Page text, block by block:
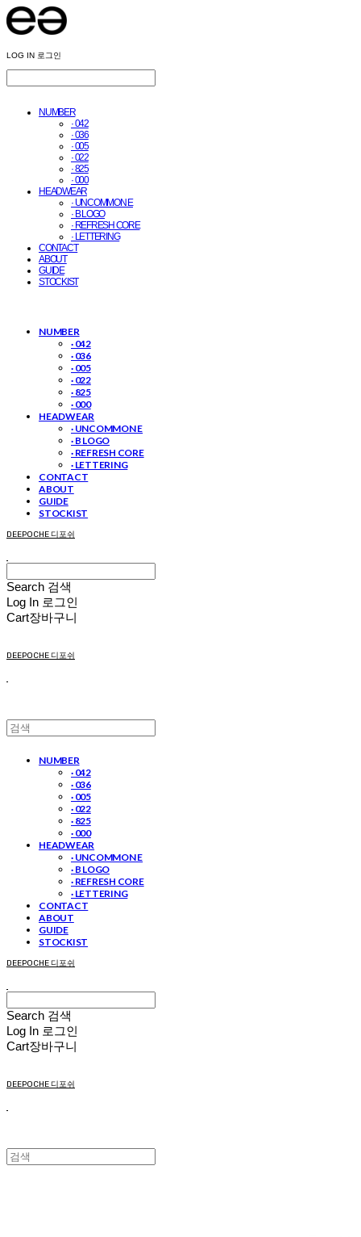
LOG IN 로그인
NUMBER
· 042
· 036
· 005
· 022
· 825
· 000
HEADWEAR
· UNCOMMON E
· B LOGO
· REFRESH CORE
· LETTERING
CONTACT
ABOUT
GUIDE
STOCKIST
NUMBER
· 042
· 036
· 005
· 022
· 825
· 000
HEADWEAR
· UNCOMMON E
· B LOGO
· REFRESH CORE
· LETTERING
CONTACT
ABOUT
GUIDE
STOCKIST
DEEPOCHE 디포쉬
Search 검색
Log In 로그인
Cart장바구니
DEEPOCHE 디포쉬
NUMBER
· 042
· 036
· 005
· 022
· 825
· 000
HEADWEAR
· UNCOMMON E
· B LOGO
· REFRESH CORE
· LETTERING
CONTACT
ABOUT
GUIDE
STOCKIST
DEEPOCHE 디포쉬
Search 검색
Log In 로그인
Cart장바구니
DEEPOCHE 디포쉬